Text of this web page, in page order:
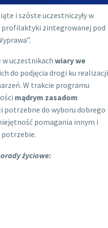
i szóste uczestniczyły w
zintegrowanej pod
uczestnikach wiary we
do podjęcia drogi ku realizacji
W trakcie programu
mądrym zasadom
potrzebne do wyboru dobrego
pomagania innym i
potrzebie.
życiowe: